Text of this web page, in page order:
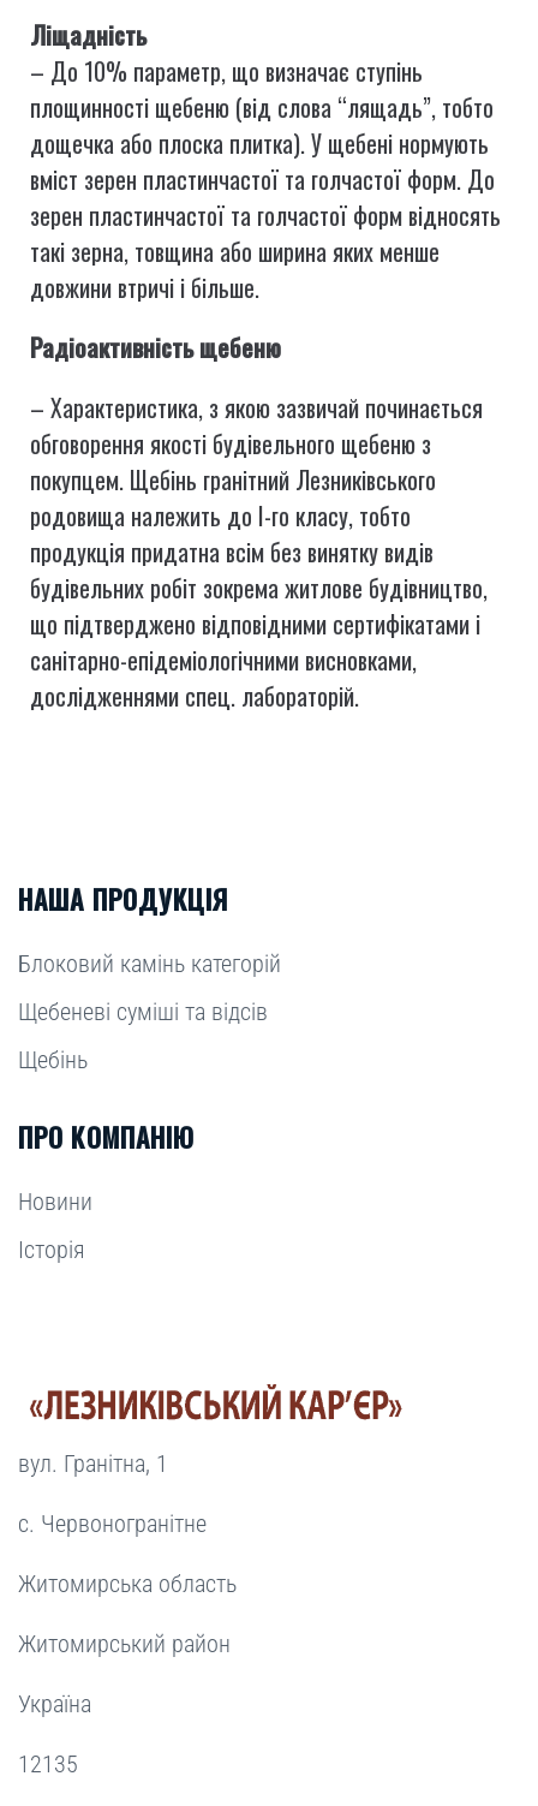
Ліщадність
– До 10% параметр, що визначає ступінь
площинності щебеню (від слова “лящадь”, тобто
дощечка або плоска плитка). У щебені нормують
вміст зерен пластинчастої та голчастої форм. До
зерен пластинчастої та голчастої форм відносять
такі зерна, товщина або ширина яких менше
довжини втричі і більше.
Радіоактивність щебеню
– Характеристика, з якою зазвичай починається
обговорення якості будівельного щебеню з
покупцем. Щебінь гранітний Лезниківського
родовища належить до I-го класу, тобто
продукція придатна всім без винятку видів
будівельних робіт зокрема житлове будівництво,
що підтверджено відповідними сертифікатами і
санітарно-епідеміологічними висновками,
дослідженнями спец. лабораторій.
вул. Гранітна, 1
с. Червоногранітне
Житомирська область
Житомирський район
Україна
12135
НАША ПРОДУКЦІЯ
Блоковий камінь категорій
Щебеневі суміші та відсів
Щебінь
ПРО КОМПАНІЮ
Новини
Історія